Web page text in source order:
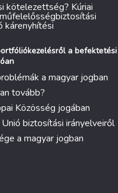
kötelezettség? Kúriai
kárenyhítési
a befektetési
a magyar jogban
tovább?
Közösség jogában
biztosítási irányelveiről
a magyar jogban